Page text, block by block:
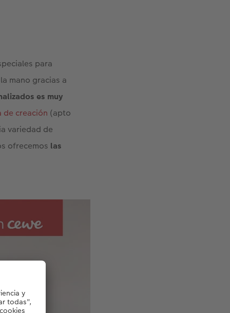
para
mano gracias a
es muy
de creación (apto
variedad de
ofrecemos las